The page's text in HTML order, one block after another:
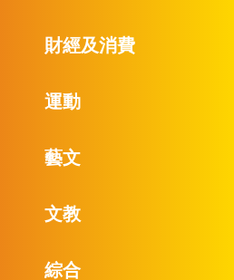
財經及消費
運動
藝文
文教
綜合